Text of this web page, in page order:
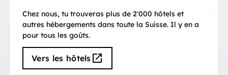
Chez nous, tu trouveras plus de 2'000 hôtels et
autres hébergements dans toute la Suisse. Il y en a
pour tous les goûts.
Vers les hôtels